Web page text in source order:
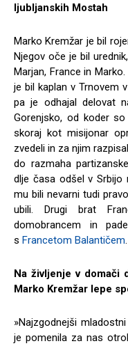
ljubljanskih Mostah
Marko Kremžar je bil
Njegov oče je bil
Marjan, France in
je bil kaplan v Trnovem
pa je odhajal delovat
Gorenjsko, od koder
skoraj kot misijonar
zvedeli in za njim
do razmaha
dlje časa odšel v Srbijo
mu bili nevarni tudi
ubili. Drugi brat
domobrancem in
s Francetom Balantičem.
Na življenje v domači
Marko Kremžar lepe
»Najzgodnejši
je pomenila za nas